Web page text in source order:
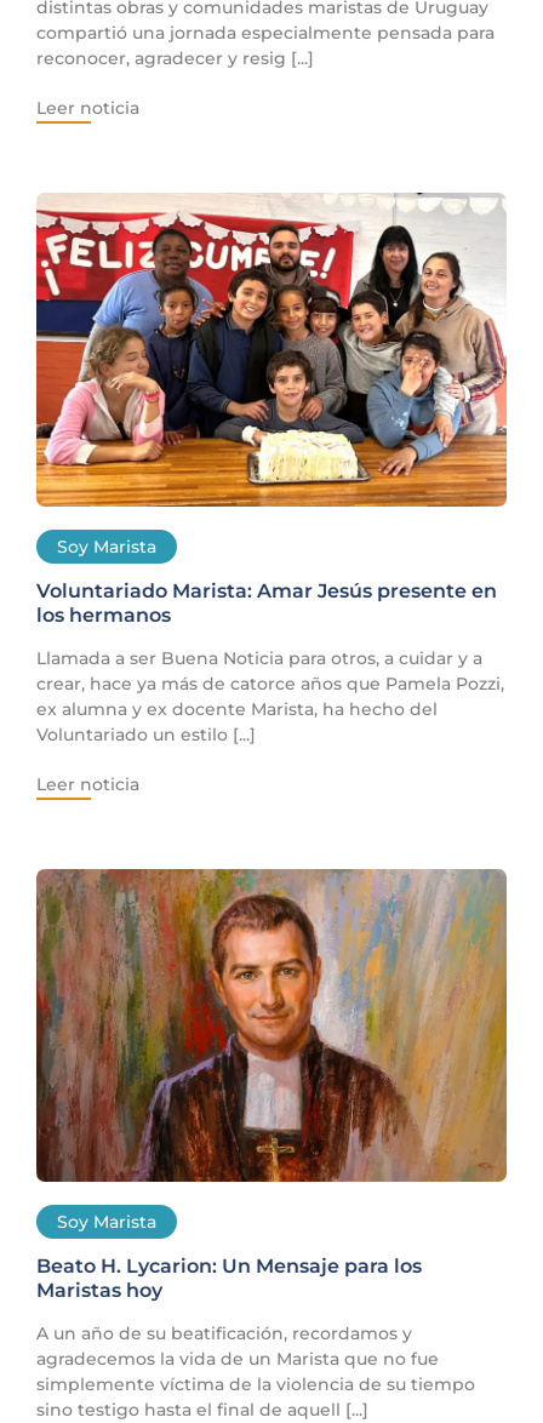
distintas obras y comunidades maristas de Uruguay
compartió una jornada especialmente pensada para
reconocer, agradecer y resig [...]
Leer noticia
Soy Marista
Voluntariado Marista: Amar Jesús presente en
los hermanos
Llamada a ser Buena Noticia para otros, a cuidar y a
crear, hace ya más de catorce años que Pamela Pozzi,
ex alumna y ex docente Marista, ha hecho del
Voluntariado un estilo [...]
Leer noticia
Soy Marista
Beato H. Lycarion: Un Mensaje para los
Maristas hoy
A un año de su beatificación, recordamos y
agradecemos la vida de un Marista que no fue
simplemente víctima de la violencia de su tiempo
sino testigo hasta el final de aquell [...]